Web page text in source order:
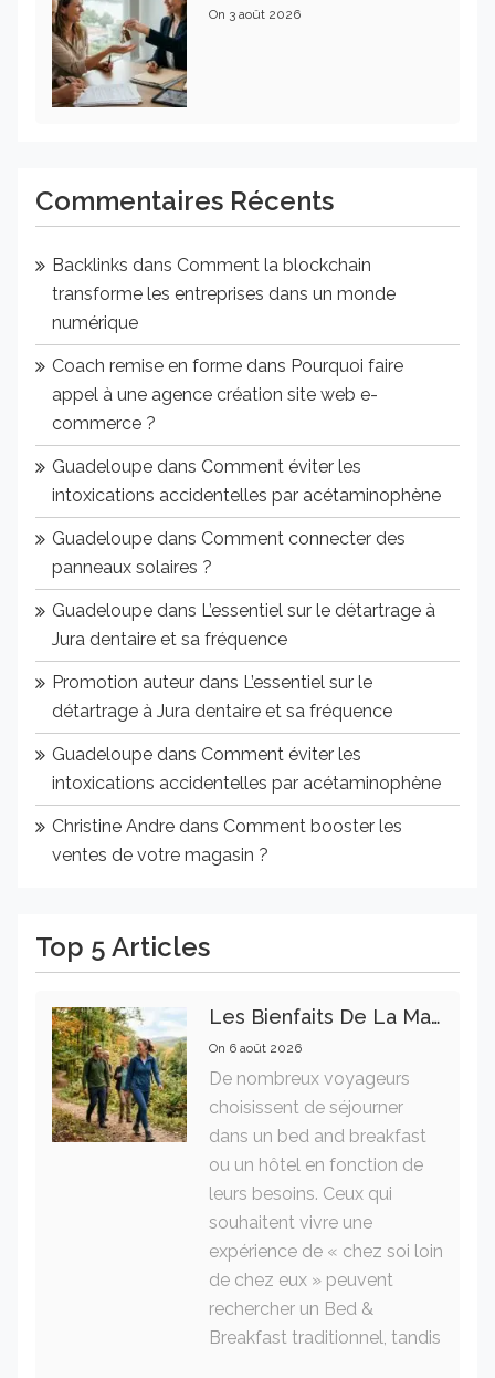
On 3 août 2026
Commentaires Récents
Backlinks dans Comment la blockchain
transforme les entreprises dans un monde
numérique
Coach remise en forme dans Pourquoi faire
appel à une agence création site web e-
commerce ?
Guadeloupe dans Comment éviter les
intoxications accidentelles par acétaminophène
Guadeloupe dans Comment connecter des
panneaux solaires ?
Guadeloupe dans L’essentiel sur le détartrage à
Jura dentaire et sa fréquence
Promotion auteur dans L’essentiel sur le
détartrage à Jura dentaire et sa fréquence
Guadeloupe dans Comment éviter les
intoxications accidentelles par acétaminophène
Christine Andre dans Comment booster les
ventes de votre magasin ?
Top 5 Articles
Les Bienfaits De La Marche Sur La Santé Physique Et Mentale
On 6 août 2026
De nombreux voyageurs
choisissent de séjourner
dans un bed and breakfast
ou un hôtel en fonction de
leurs besoins. Ceux qui
souhaitent vivre une
expérience de « chez soi loin
de chez eux » peuvent
rechercher un Bed &
Breakfast traditionnel, tandis